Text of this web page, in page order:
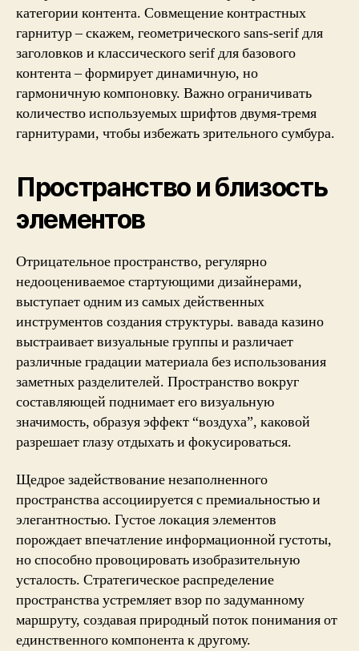
категории контента. Совмещение контрастных
гарнитур – скажем, геометрического sans-serif для
заголовков и классического serif для базового
контента – формирует динамичную, но
гармоничную компоновку. Важно ограничивать
количество используемых шрифтов двумя-тремя
гарнитурами, чтобы избежать зрительного сумбура.
Пространство и близость
элементов
Отрицательное пространство, регулярно
недооцениваемое стартующими дизайнерами,
выступает одним из самых действенных
инструментов создания структуры. вавада казино
выстраивает визуальные группы и различает
различные градации материала без использования
заметных разделителей. Пространство вокруг
составляющей поднимает его визуальную
значимость, образуя эффект “воздуха”, каковой
разрешает глазу отдыхать и фокусироваться.
Щедрое задействование незаполненного
пространства ассоциируется с премиальностью и
элегантностью. Густое локация элементов
порождает впечатление информационной густоты,
но способно провоцировать изобразительную
усталость. Стратегическое распределение
пространства устремляет взор по задуманному
маршруту, создавая природный поток понимания от
единственного компонента к другому.